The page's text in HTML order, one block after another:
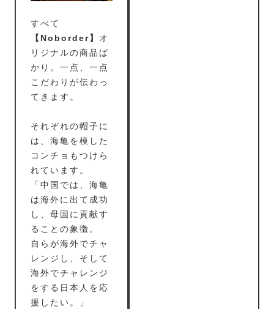
すべて
【Noborder】 オ
リジナルの商品ば
かり。一点、一点
こだわりが伝わっ
てきます。
それぞれの帽子に
は、海亀を模した
コンチョもつけら
れています。
「中国では、海亀
は海外に出て成功
し、母国に貢献す
ることの象徴。
自らが海外でチャ
レンジし、そして
海外でチャレンジ
をする日本人を応
援したい。」